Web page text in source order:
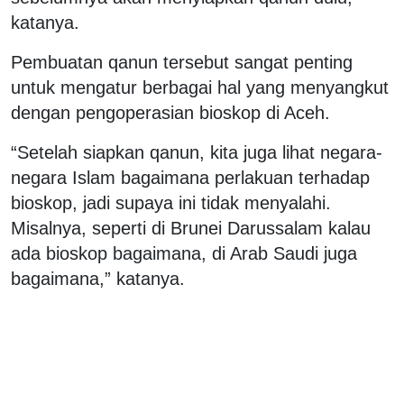
katanya.
Pembuatan qanun tersebut sangat penting
untuk mengatur berbagai hal yang menyangkut
dengan pengoperasian bioskop di Aceh.
“Setelah siapkan qanun, kita juga lihat negara-
negara Islam bagaimana perlakuan terhadap
bioskop, jadi supaya ini tidak menyalahi.
Misalnya, seperti di Brunei Darussalam kalau
ada bioskop bagaimana, di Arab Saudi juga
bagaimana,” katanya.